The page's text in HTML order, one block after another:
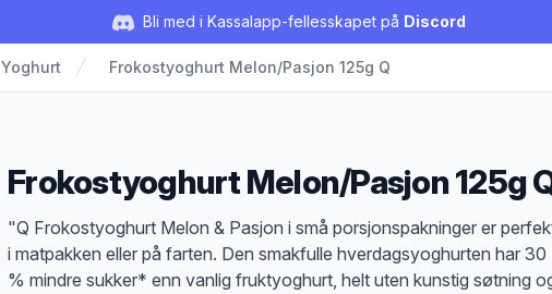
Bli med i Kassalapp-fellesskapet på Discord
Yoghurt Frokostyoghurt Melon/Pasjon 125g Q
Frokostyoghurt Melon/Pasjon 125g
Produktbeskrivelse
"Q Frokostyoghurt Melon & Pasjon i små porsjonspakninger er
i matpakken eller på farten. Den smakfulle hverdagsyoghurten har 30
% mindre sukker* enn vanlig fruktyoghurt, helt uten kunstig søtning